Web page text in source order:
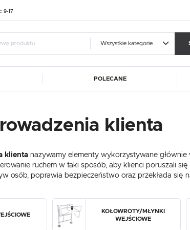
9-17
Wszystkie kategorie
się
OTRZYMASZ
podgląd
brak
ALUSHELF
CATERINA
HASPOL
KART-MAP
SIMAG
POLECANE
klienta
klientanazywamy elementy wykorzystywane
ruchem w taki sposób, aby klienci poruszali
osób, poprawia bezpieczeństwo oraz przekłada się
KOŁOWROTY/MŁYNKI
WEJŚCIOWE